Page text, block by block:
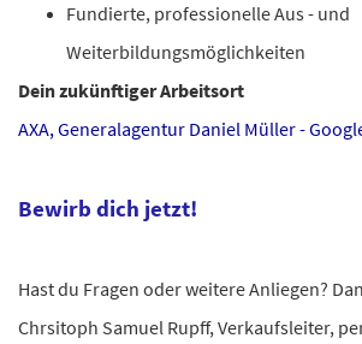
Fundierte, professionelle Aus - und
Weiterbildungsmöglichkeiten
Dein zukünftiger Arbeitsort
AXA, Generalagentur Daniel Müller -
Bewirb dich jetzt!
Hast du Fragen oder weitere Anliegen?
Chrsitoph Samuel Rupff, Verkaufsleiter,